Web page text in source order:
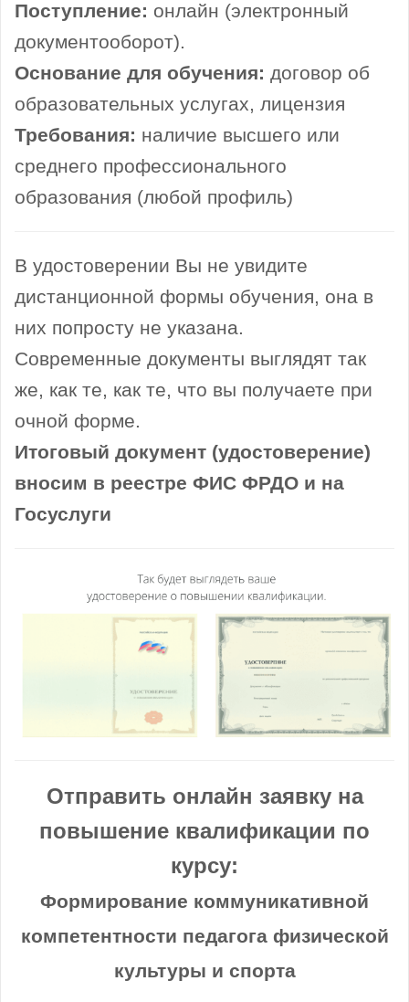
Поступление: онлайн (электронный
документооборот).
Основание для обучения: договор об
образовательных услугах, лицензия
Требования: наличие высшего или
среднего профессионального
образования (любой профиль)
В удостоверении Вы не увидите
дистанционной формы обучения, она в
них попросту не указана.
Современные документы выглядят так
же, как те, как те, что вы получаете при
очной форме.
Итоговый документ (удостоверение)
вносим в реестре ФИС ФРДО и на
Госуслуги
Отправить онлайн заявку на
повышение квалификации по
курсу:
Формирование коммуникативной
компетентности педагога физической
культуры и спорта